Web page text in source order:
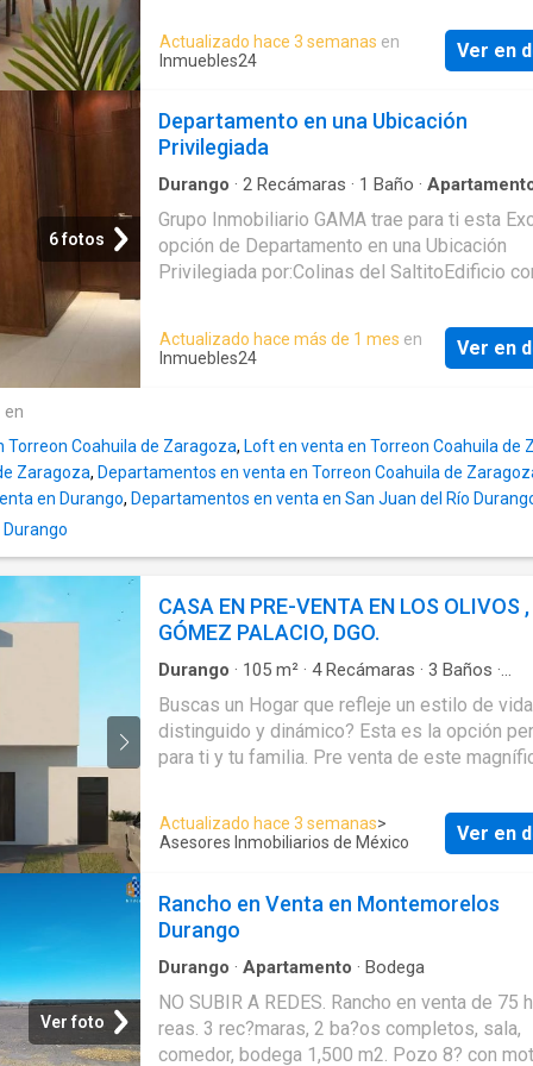
vivir o invertir en un desarrollo moderno, bien
ubicado y con alta proyección de plusvalía
* Piscina * Área de asadores * Gym ️ * Casa
Cancha deportiva * Juegos infantiles * Área
Actualizado hace 3 semanas en
Inmuebles24
Ver en
6 fotos
Departamento en una Ubicación
Privilegiada
Durango · 2 Recámaras · 1 Baño ·
Grupo Inmobiliario GAMA trae para ti esta
opción de Departamento en una Ubicación
Privilegiada por:Colinas del SaltitoEdificio
closet- Sala- Comedor- Cocina ?!Totalmente
Equipada!- Baño completo- Cuarto de
crédito bancario sin ningún costo
Actualizado hace más de 1 mes en
Inmuebles24
Ver en
en
Torreon Coahuila de Zaragoza, Loft en venta en Torreon Coahuila de
Zaragoza, Departamentos en venta en Torreon Coahuila de
en Durango, Departamentos en venta en San Juan del Río
CASA EN PRE-VENTA EN LOS OLIVOS ,
GÓMEZ PALACIO, DGO.
Durango · 105 m² · 4Recámaras · 3 Baños ·
Buscas un Hogar que refleje un estilo de vida
distinguido y dinámico? Esta es la opción
para ti y tu familia. Pre venta de este
amenidades para disfrutar junto a tu familia,
alberca , cancha de pádel, áreas verdes, etc.
modelo muy completo y pensando en las
encuentre en planta baja. Planta Baja: -
techar para 2 autos -sala y comedor -cocina -
completo -recámara o área multiusos -patio/
con puerta de servicio Planta Alta. - 2
junior con espacio para clóset -un baño
recámara ppal. con espacio de clóset
Actualizado hace 3 semanas>
Asesores Inmobiliarios de México
Ver en
Ver foto
Rancho en Venta en Montemorelos
Durango
Durango · Apartamento · Bodega
NO SUBIR A REDES. Rancho en venta de 75
reas. 3 rec?maras, 2 ba?os completos, sala,
comedor, bodega 1,500 m2. Pozo 8? con